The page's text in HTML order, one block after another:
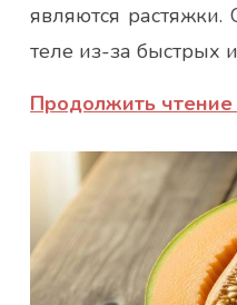
являются растяжки.
теле из-за быстрых
Продолжить чтение